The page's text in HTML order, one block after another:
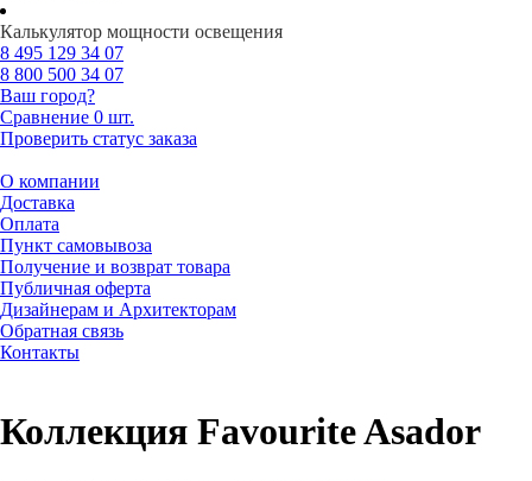
Калькулятор мощности освещения
8 495 129 34 07
8 800 500 34 07
Ваш город?
Сравнение 0 шт.
Проверить статус заказа
О компании
Доставка
Оплата
Пункт самовывоза
Получение и возврат товара
Публичная оферта
Дизайнерам и Архитекторам
Обратная связь
Контакты
Коллекция Favourite Asador